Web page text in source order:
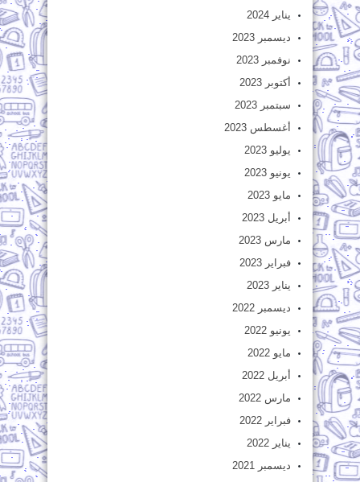
يناير 2024
ديسمبر 2023
نوفمبر 2023
أكتوبر 2023
سبتمبر 2023
أغسطس 2023
يوليو 2023
يونيو 2023
مايو 2023
أبريل 2023
مارس 2023
فبراير 2023
يناير 2023
ديسمبر 2022
يونيو 2022
مايو 2022
أبريل 2022
مارس 2022
فبراير 2022
يناير 2022
ديسمبر 2021